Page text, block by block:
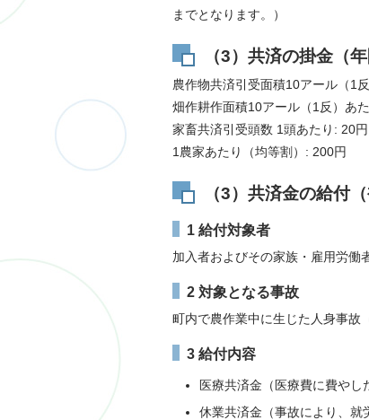
までとなります。）
（3）共済の掛金（年
農作物共済引受面積10アール（1
畑作耕作面積10アール（1反）あ
家畜共済引受頭数 1頭あたり: 20円
1農家あたり（均等割）: 200円
（3）共済金の給付（
1 給付対象者
加入者およびその家族・雇用労働
2 対象となる事故
町内で農作業中に生じた人身事故
3 給付内容
医療共済金（医療費に費や
休業共済金（事故により、就